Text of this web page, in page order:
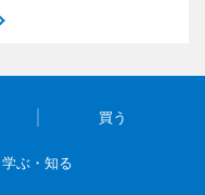
買う
学ぶ・知る